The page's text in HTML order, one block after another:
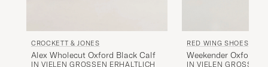
CROCKETT & JONES
Alex Wholecut Oxford Black Calf
IN VIELEN GRÖSSEN ERHÄLTLICH
RED WING SHOES
Weekender Oxford
IN VIELEN GRÖSSEN